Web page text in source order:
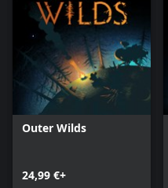
Outer Wilds
24,99 €+